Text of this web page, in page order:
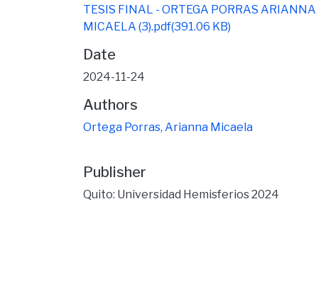
TESIS FINAL - ORTEGA PORRAS ARIANNA
MICAELA (3).pdf(391.06 KB)
Date
2024-11-24
Authors
Ortega Porras, Arianna Micaela
Publisher
Quito: Universidad Hemisferios 2024